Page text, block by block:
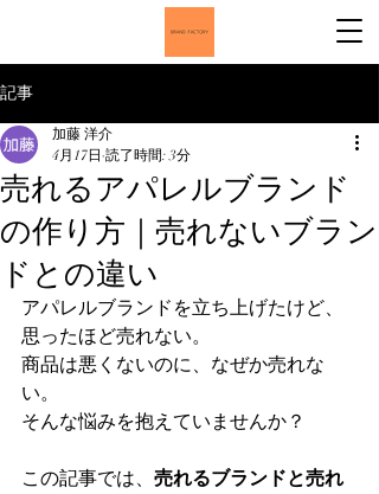
記事
売れるアパレルブランド
の作り方｜売れないブラン
ドとの違い
加藤 洋介
4月17日 読了時間: 3分
アパレルブランドを立ち上げたけど、
思ったほど売れない。
商品は悪くないのに、なぜか売れな
い。
そんな悩みを抱えていませんか？
この記事では、 売れるブランドと売れ